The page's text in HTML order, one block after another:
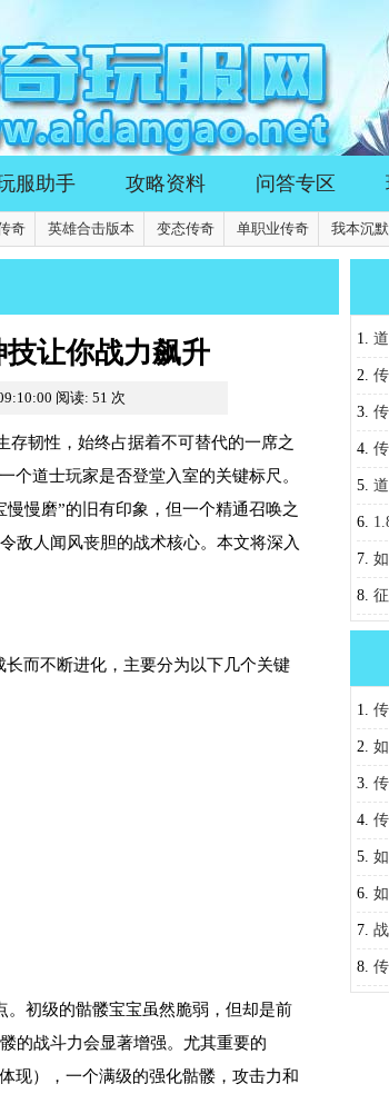
服助手 攻略资料 问答专区
奇 英雄合击版本 变态传奇 单职业传奇 我本沉默
让你战力飙升
阅读: 51 次
存韧性，始终占据着不可替代的一席之
个道士玩家是否登堂入室的关键标尺。
慢磨”的旧有印象，但一个精通召唤之
敌人闻风丧胆的战术核心。本文将深入
而不断进化，主要分为以下几个关键
。初级的骷髅宝宝虽然脆弱，但却是前
的战斗力会显著增强。尤其重要的
现），一个满级的强化骷髅，攻击力和
1.
2.
巅
3.
秘籍
4.
陆
5.
6.
服
7.
扫
8.
略
1.
心？
2.
功？
3.
力？
4.
实
5.
做
6.
7.
析
8.